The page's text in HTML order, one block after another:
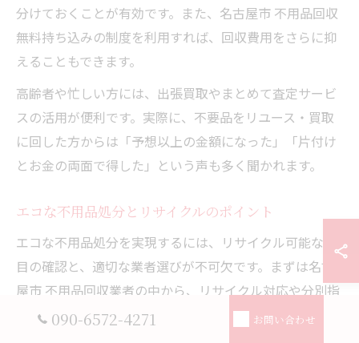
分けておくことが有効です。また、名古屋市 不用品回収
無料持ち込みの制度を利用すれば、回収費用をさらに抑
えることもできます。
高齢者や忙しい方には、出張買取やまとめて査定サービ
スの活用が便利です。実際に、不要品をリユース・買取
に回した方からは「予想以上の金額になった」「片付け
とお金の両面で得した」という声も多く聞かれます。
エコな不用品処分とリサイクルのポイント
エコな不用品処分を実現するには、リサイクル可能な品
目の確認と、適切な業者選びが不可欠です。まずは名古
屋市 不用品回収業者の中から、リサイクル対応や分別指
導がしっかりしている信頼できる業者を選びましょう。
090-6572-4271 お問い合わせ